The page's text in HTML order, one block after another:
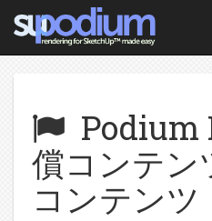
Podium
償コンテン
コンテンツ